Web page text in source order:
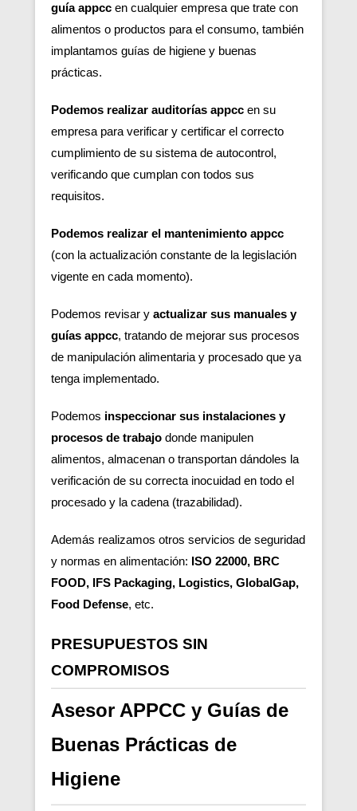
guía appcc en cualquier empresa que trate con
alimentos o productos para el consumo, también
implantamos guías de higiene y buenas
prácticas.
Podemos realizar auditorías appcc en su
empresa para verificar y certificar el correcto
cumplimiento de su sistema de autocontrol,
verificando que cumplan con todos sus
requisitos.
Podemos realizar el mantenimiento appcc
(con la actualización constante de la legislación
vigente en cada momento).
Podemos revisar y actualizar sus manuales y
guías appcc, tratando de mejorar sus procesos
de manipulación alimentaria y procesado que ya
tenga implementado.
Podemos inspeccionar sus instalaciones y
procesos de trabajo donde manipulen
alimentos, almacenan o transportan dándoles la
verificación de su correcta inocuidad en todo el
procesado y la cadena (trazabilidad).
Además realizamos otros servicios de seguridad
y normas en alimentación: ISO 22000, BRC
FOOD, IFS Packaging, Logistics, GlobalGap,
Food Defense, etc.
PRESUPUESTOS SIN
COMPROMISOS
Asesor APPCC y Guías de
Buenas Prácticas de
Higiene